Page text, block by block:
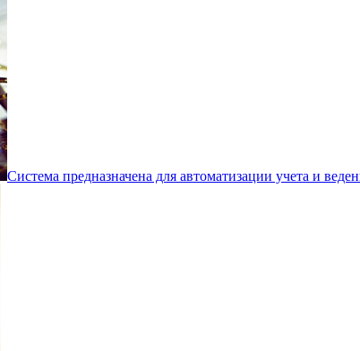
Система предназначена для автоматизации учета и